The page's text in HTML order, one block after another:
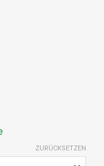
ZURÜCKSETZEN